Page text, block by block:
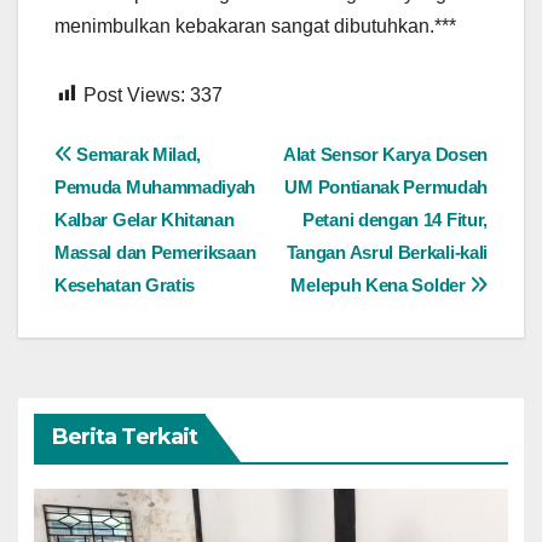
menimbulkan kebakaran sangat dibutuhkan.***
Post Views: 337
Navigasi
pos
Alat Sensor Karya Dosen
UM Pontianak Permudah
Petani dengan 14 Fitur,
Tangan Asrul Berkali-kali
Melepuh Kena Solder
Semarak Milad,
Pemuda Muhammadiyah
Kalbar Gelar Khitanan
Massal dan Pemeriksaan
Kesehatan Gratis
Berita Terkait